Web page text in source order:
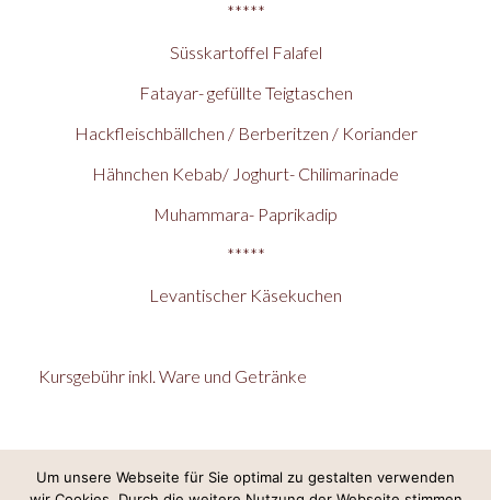
*****
Süsskartoffel Falafel
Fatayar- gefüllte Teigtaschen
Hackfleischbällchen / Berberitzen / Koriander
Hähnchen Kebab/ Joghurt- Chilimarinade
Muhammara- Paprikadip
*****
Levantischer Käsekuchen
Kursgebühr inkl. Ware und Getränke
Um unsere Webseite für Sie optimal zu gestalten verwenden